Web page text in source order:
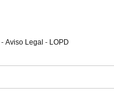
- Aviso Legal - LOPD